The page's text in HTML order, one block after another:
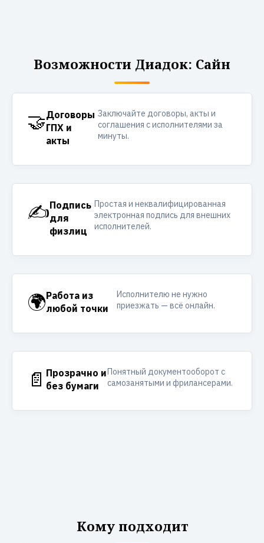
Возможности Диадок: Сайн
🤝Договоры
ГПХ и
акты
Заключайте договоры, акты и
соглашения с исполнителями за
минуты.
✍️Подпись
для
физлиц
Простая и неквалифицированная
электронная подпись для внешних
исполнителей.
🌍Работа из
любой точки
Исполнителю не нужно
приезжать — всё онлайн.
📄 Прозрачно и
без бумаги
Понятный документооборот с
самозанятыми и фрилансерами.
Кому подходит